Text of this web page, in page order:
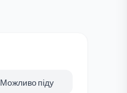
Можливо піду